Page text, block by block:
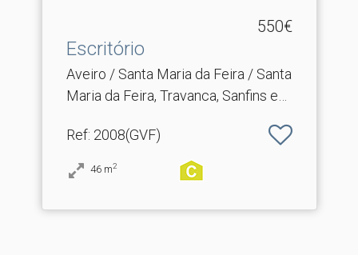
550€
Escritório
Aveiro / Santa Maria da Feira / Santa
Maria da Feira, Travanca, Sanfins e
Ref: 2008(GVF)
46 m2